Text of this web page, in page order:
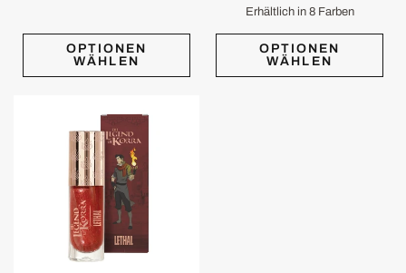
OPTIONEN
WÄHLEN
Salted Caramel
Strawberry NudeSugar Mommy
Erhältlich in 8 Farben
OPTIONEN
WÄHLEN